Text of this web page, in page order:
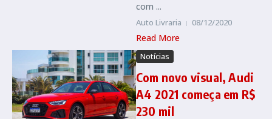
com ...
Auto Livraria 08/12/2020
Read More
Notícias
Com novo visual, Audi
A4 2021 começa em R$
230 mil